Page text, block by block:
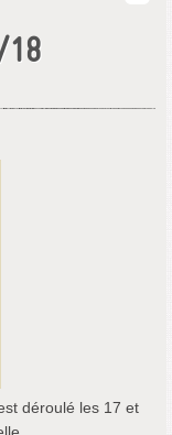
18
déroulé les 17 et